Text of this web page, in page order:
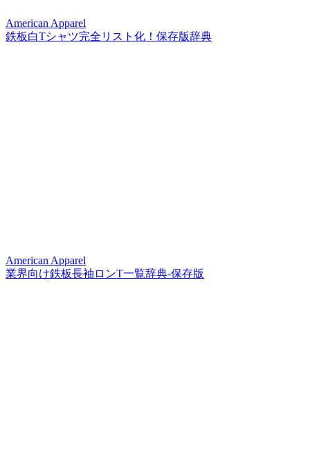
American Apparel
鉄板白Tシャツ完全リスト化！保存版辞典
American Apparel
業界向け鉄板長袖ロンT一覧辞典-保存版